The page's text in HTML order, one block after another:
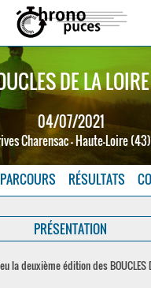
DE LA
04/07/2021
Charensac - Haute-Loire (43)
PARCOURS RÉSULTATS
PRÉSENTATION
la deuxième édition des BOUCLES